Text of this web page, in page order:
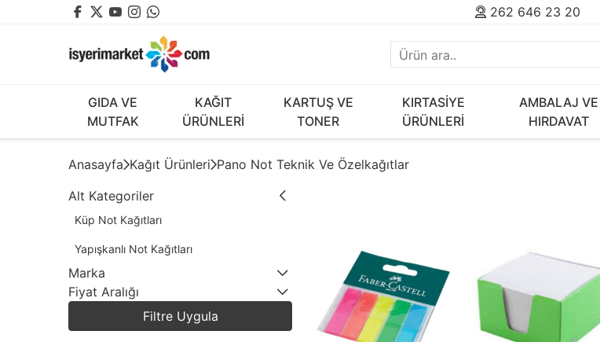
262 646 23 20
GIDA VE
MUTFAK
KAĞIT
ÜRÜNLERİ
KARTUŞ VE
TONER
KIRTASİYE
ÜRÜNLERİ
AMBALAJ VE
HIRDAVAT
Anasayfa Kağıt Ürünleri Pano Not Teknik Ve Özelkağıtlar
Alt Kategoriler
Küp Not Kağıtları
Yapışkanlı Not Kağıtları
Marka
EAGLE
Fiyat Aralığı
Filtre Uygula